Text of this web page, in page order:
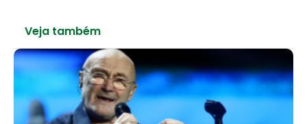
Veja também